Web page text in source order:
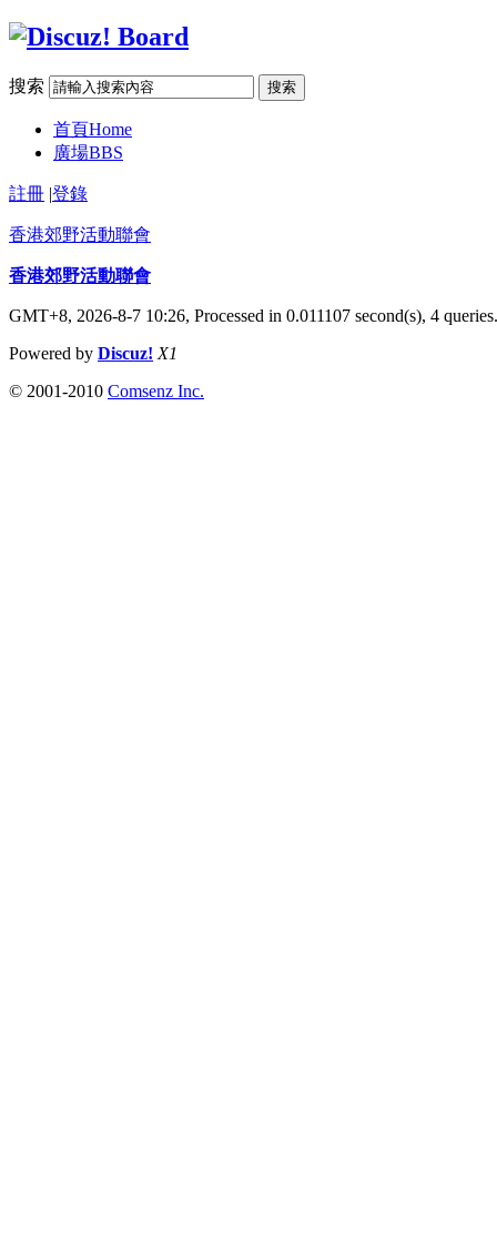
搜索 搜索
首頁Home
廣場BBS
註冊 |登錄
香港郊野活動聯會
香港郊野活動聯會
GMT+8, 2026-8-7 10:26, Processed in 0.011107 second(s), 4 queries.
Powered by Discuz! X1
© 2001-2010 Comsenz Inc.